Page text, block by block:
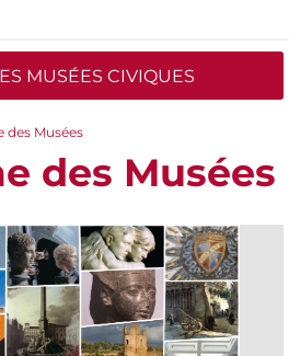
MUSÉES CIVIQUES
des Musées
des Musées